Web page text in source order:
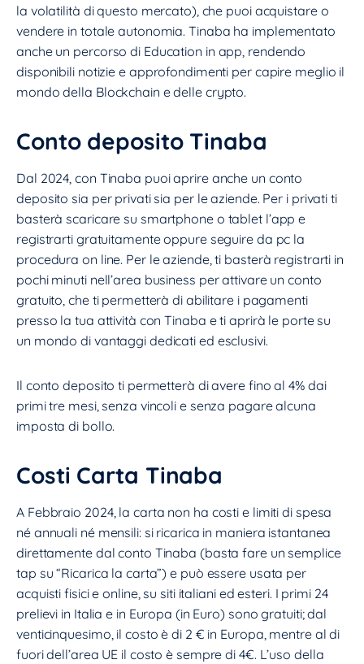
la volatilità di questo mercato), che puoi acquistare o
vendere in totale autonomia. Tinaba ha implementato
anche un percorso di Education in app, rendendo
disponibili notizie e approfondimenti per capire meglio il
mondo della Blockchain e delle crypto.
Conto deposito Tinaba
Dal 2024, con Tinaba puoi aprire anche un conto
deposito sia per privati sia per le aziende. Per i privati ti
basterà scaricare su smartphone o tablet l’app e
registrarti gratuitamente oppure seguire da pc la
procedura on line. Per le aziende, ti basterà registrarti in
pochi minuti nell’area business per attivare un conto
gratuito, che ti permetterà di abilitare i pagamenti
presso la tua attività con Tinaba e ti aprirà le porte su
un mondo di vantaggi dedicati ed esclusivi.
Il conto deposito ti permetterà di avere fino al 4% dai
primi tre mesi, senza vincoli e senza pagare alcuna
imposta di bollo.
Costi Carta Tinaba
A Febbraio 2024, la carta non ha costi e limiti di spesa
né annuali né mensili: si ricarica in maniera istantanea
direttamente dal conto Tinaba (basta fare un semplice
tap su “Ricarica la carta”) e può essere usata per
acquisti fisici e online, su siti italiani ed esteri. I primi 24
prelievi in Italia e in Europa (in Euro) sono gratuiti; dal
venticinquesimo, il costo è di 2 € in Europa, mentre al di
fuori dell’area UE il costo è sempre di 4€. L’uso della